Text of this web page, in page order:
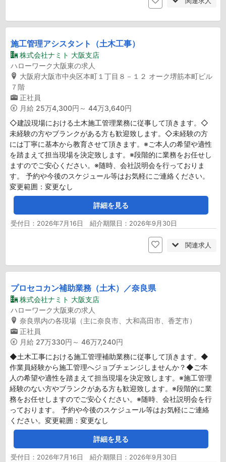
施工管理アシスタント（土木工事）
株式会社ナミト 大阪支店
ハローワーク大阪東の求人
大阪府大阪市中央区本町１丁目８－１２ オーク堺筋本町ビル
７階
正社員
月給 25万4,300円～ 44万3,640円
◇建設現場における土木施工管理業務に従事して頂きます。◇
未経験の方やブランクがある方も歓迎致します。◇未経験の方
には丁寧に基本から教育させて頂きます。※ご本人の希望や適性
を踏まえて担当現場を決定致します。※段階的に業務をお任せし
ますのでご安心ください。※随時、会社説明会を行っておりま
す。 予約や今後のスケジュール等はお気軽にご連絡ください。
変更範囲：変更なし
詳細を見る
受付日：2026年7月16日 紹介期限日：2026年9月30日
関連求人
プロセコカン補助業務（土木）／奈良県
株式会社ナミト 大阪支店
ハローワーク大阪東の求人
奈良県内の各現場（主に奈良市、大和高田市、香芝市）
正社員
月給 27万330円～ 46万7,240円
◆土木工事における施工管理補助業務に従事して頂きます。◆
作業員経験から施工管理へジョブチェンジしませんか？◆ご本
人の希望や適性を踏まえて担当現場を決定致します。※施工管理
経験のない方やブランクがある方も歓迎致します。※段階的に業
務をお任せしますのでご安心ください。※随時、会社説明会を行
っております。 予約や今後のスケジュール等はお気軽にご連絡
ください。変更範囲：変更なし
詳細を見る
受付日：2026年7月16日 紹介期限日：2026年9月30日